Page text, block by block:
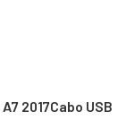
2017Cabo USB